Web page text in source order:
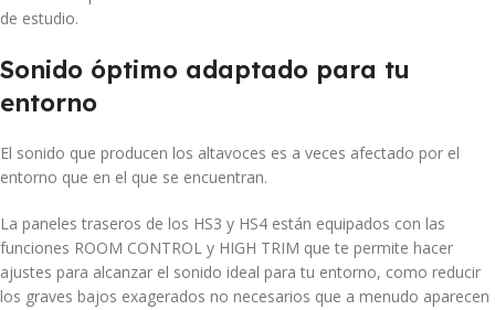
de estudio.
Sonido óptimo adaptado para tu
entorno
El sonido que producen los altavoces es a veces afectado por el
entorno que en el que se encuentran.
La paneles traseros de los HS3 y HS4 están equipados con las
funciones ROOM CONTROL y HIGH TRIM que te permite hacer
ajustes para alcanzar el sonido ideal para tu entorno, como reducir
los graves bajos exagerados no necesarios que a menudo aparecen